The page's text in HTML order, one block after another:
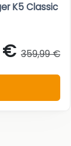
K5 Classic
€ 359,99 €